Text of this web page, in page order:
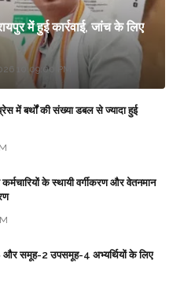
में हुई कार्रवाई, जांच के लिए
10:09:00 PM
में बर्थों की संख्या डबल से ज्यादा हुई
के स्थायी वर्गीकरण और वेतनमान
समूह-2 उपसमूह-4 अभ्यर्थियों के लिए